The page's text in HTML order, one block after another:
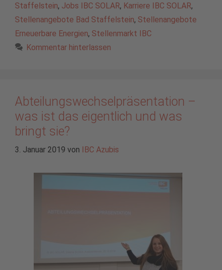
Staffelstein, Jobs IBC SOLAR, Karriere IBC SOLAR,
Stellenangebote Bad Staffelstein, Stellenangebote
Erneuerbare Energien, Stellenmarkt IBC
Kommentar hinterlassen
Abteilungswechselpräsentation –
was ist das eigentlich und was
bringt sie?
3. Januar 2019 von IBC Azubis